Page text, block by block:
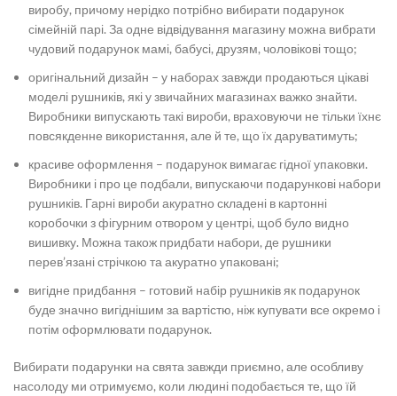
виробу, причому нерідко потрібно вибирати подарунок
сімейній парі. За одне відвідування магазину можна вибрати
чудовий подарунок мамі, бабусі, друзям, чоловікові тощо;
оригінальний дизайн – у наборах завжди продаються цікаві
моделі рушників, які у звичайних магазинах важко знайти.
Виробники випускають такі вироби, враховуючи не тільки їхнє
повсякденне використання, але й те, що їх даруватимуть;
красиве оформлення – подарунок вимагає гідної упаковки.
Виробники і про це подбали, випускаючи подарункові набори
рушників. Гарні вироби акуратно складені в картонні
коробочки з фігурним отвором у центрі, щоб було видно
вишивку. Можна також придбати набори, де рушники
перев’язані стрічкою та акуратно упаковані;
вигідне придбання – готовий набір рушників як подарунок
буде значно вигіднішим за вартістю, ніж купувати все окремо і
потім оформлювати подарунок.
Вибирати подарунки на свята завжди приємно, але особливу
насолоду ми отримуємо, коли людині подобається те, що їй